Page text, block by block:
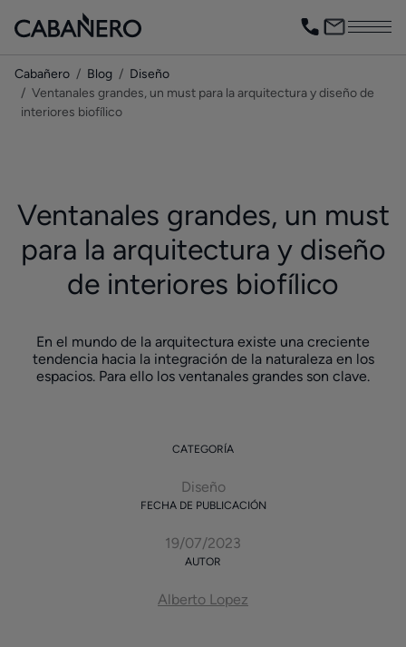
Cabañero Blog
Diseño
Ventanales grandes, un must para la arquitectura y diseño de
interiores biofílico
Ventanales grandes, un must
para la arquitectura y diseño
de interiores biofílico
En el mundo de la arquitectura existe una creciente
tendencia hacia la integración de la naturaleza en los
espacios. Para ello los ventanales grandes son clave.
CATEGORÍA
Diseño
FECHA DE PUBLICACIÓN
19/07/2023
AUTOR
Alberto Lopez